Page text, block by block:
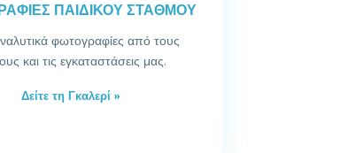
ΠΑΙΔΙΚΟΥ ΣΤΑΘΜΟΥ
φωτογραφίες από τους
και τις εγκαταστάσεις μας.
Δείτε τη Γκαλερί »